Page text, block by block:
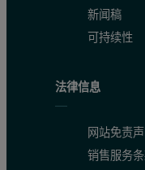
使用麻烦的分
尽量减少测量
减少在排查热
使用的是麻烦的分
新闻稿
可持续性
法律信息
网站免责
销售服务